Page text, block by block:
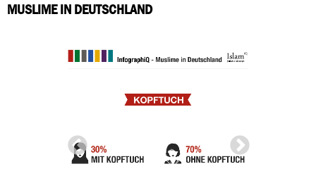
MUSLIME IN DEUTSCHLAND